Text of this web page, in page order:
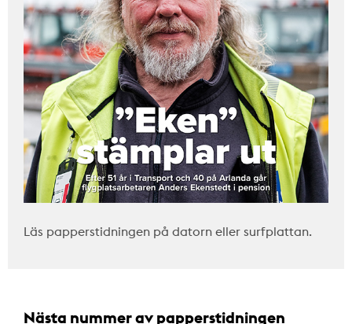
Läs papperstidningen på datorn eller surfplattan.
Nästa nummer av papperstidningen